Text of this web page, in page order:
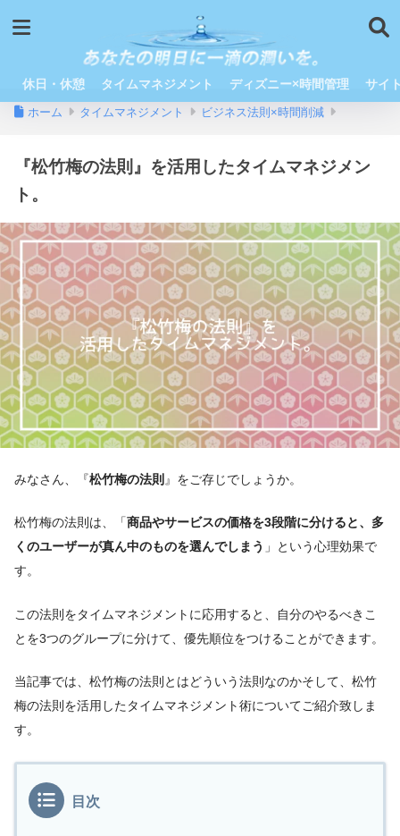
休日・休憩 タイムマネジメント ディズニー×時間管理 サイ
ホーム タイムマネジメント ビジネス法則×時間削減
『松竹梅の法則』を活用したタイムマネジメン
ト。
みなさん、『松竹梅の法則 』をご存じでしょうか。
松竹梅の法則は、「商品やサービスの価格を3段階に分けると、多
くのユーザーが真ん中のものを選んでしまう 」という心理効果で
す。
この法則をタイムマネジメントに応用すると、自分のやるべきこ
とを3つのグループに分けて、優先順位をつけることができます。
当記事では、松竹梅の法則とはどういう法則なのかそして、松竹
梅の法則を活用したタイムマネジメント術についてご紹介致しま
す。
目次